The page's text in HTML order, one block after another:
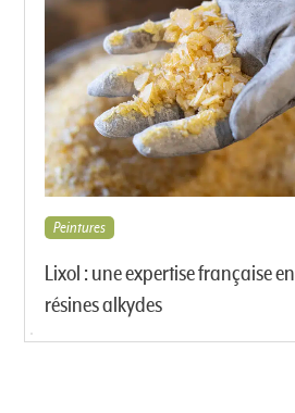
Peintures
Lixol : une expertise française en
résines alkydes